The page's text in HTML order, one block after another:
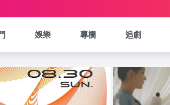
娛樂 專欄 追劇